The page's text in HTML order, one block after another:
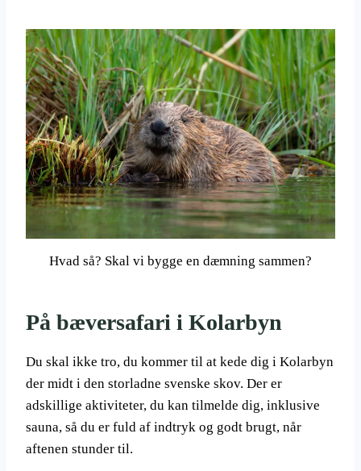
Hvad så? Skal vi bygge en dæmning sammen?
På bæversafari i Kolarbyn
Du skal ikke tro, du kommer til at kede dig i Kolarbyn
der midt i den storladne svenske skov. Der er
adskillige aktiviteter, du kan tilmelde dig, inklusive
sauna, så du er fuld af indtryk og godt brugt, når
aftenen stunder til.